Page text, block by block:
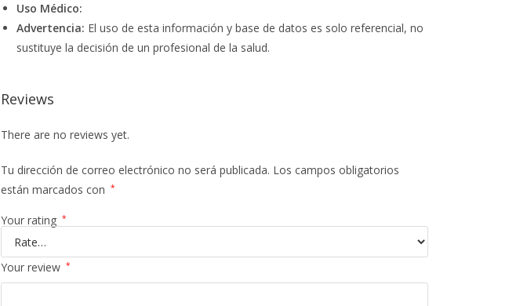
Uso Médico:
Advertencia: El uso de esta información y base de datos es solo referencial, no
sustituye la decisión de un profesional de la salud.
Reviews
There are no reviews yet.
Tu dirección de correo electrónico no será publicada. Los campos obligatorios
están marcados con *
Your rating *
Your review *